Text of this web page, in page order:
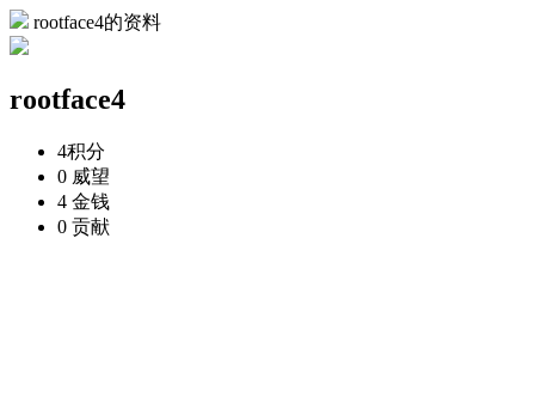
rootface4的资料
rootface4
4积分
0 威望
4 金钱
0 贡献